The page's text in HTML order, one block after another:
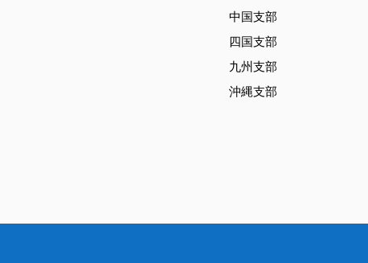
中国支部
四国支部
九州支部
沖縄支部